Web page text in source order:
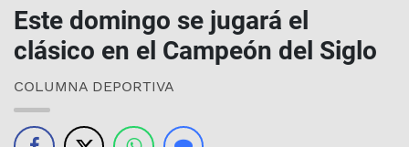
Este domingo se jugará el
clásico en el Campeón del Siglo
COLUMNA DEPORTIVA